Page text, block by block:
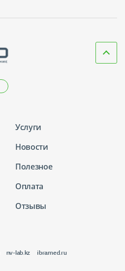
Услуги
Новости
Полезное
Оплата
Отзывы
nv-lab.kz ibramed.ru